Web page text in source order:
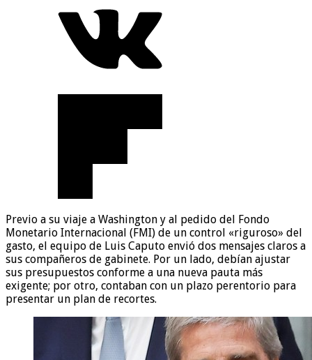
Previo a su viaje a Washington y al pedido del Fondo
Monetario Internacional (FMI) de un control «riguroso» del
gasto, el equipo de Luis Caputo envió dos mensajes claros a
sus compañeros de gabinete. Por un lado, debían ajustar
sus presupuestos conforme a una nueva pauta más
exigente; por otro, contaban con un plazo perentorio para
presentar un plan de recortes.